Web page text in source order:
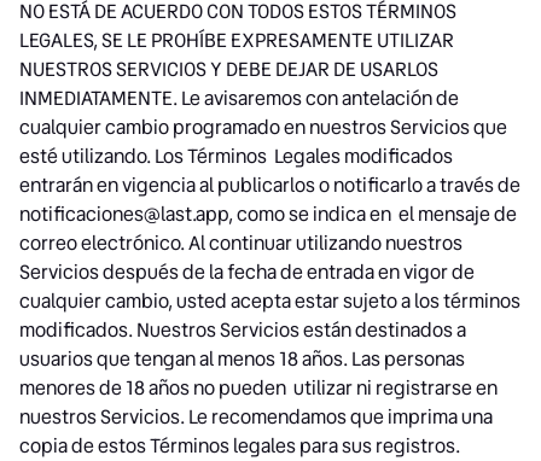
NO ESTÁ DE ACUERDO CON TODOS ESTOS TÉRMINOS
LEGALES, SE LE PROHÍBE EXPRESAMENTE UTILIZAR
NUESTROS SERVICIOS Y DEBE DEJAR DE USARLOS
INMEDIATAMENTE. Le avisaremos con antelación de
cualquier cambio programado en nuestros Servicios que
esté utilizando. Los Términos Legales modificados
entrarán en vigencia al publicarlos o notificarlo a través de
notificaciones@last.app, como se indica en el mensaje de
correo electrónico. Al continuar utilizando nuestros
Servicios después de la fecha de entrada en vigor de
cualquier cambio, usted acepta estar sujeto a los términos
modificados. Nuestros Servicios están destinados a
usuarios que tengan al menos 18 años. Las personas
menores de 18 años no pueden utilizar ni registrarse en
nuestros Servicios. Le recomendamos que imprima una
copia de estos Términos legales para sus registros.